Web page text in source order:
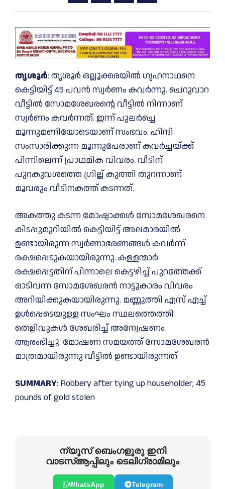
തൃശൂർ: തൃശൂർ ഒല്ലൂക്കരയില്‍ ഗൃഹനാഥനെ
കെട്ടിയിട്ട് 45 പവൻ സ്വർണം കവർന്നു. ചെറുവാറ
വീട്ടില്‍ സോമശേഖരന്റെ വീട്ടില്‍ നിന്നാണ്
സ്വർണം കവർന്നത്. ഇന്ന് പുലർച്ചെ
മൂന്നുമണിയോടെയാണ് സംഭവം. ഹിന്ദി
സംസാരിക്കുന്ന മൂന്നുപേരാണ് കവർച്ചയ്ക്ക്
പിന്നിലെന്ന് പ്രാഥമിക വിവരം. വീടിന്
പുറകുവശത്തെ ഗ്രില്ല് കുത്തി തുറന്നാണ്
മൂവരും വീടിനകത്ത് കടന്നത്.
അകത്തു കടന്ന മോഷ്ടാക്കള്‍ സോമശേഖരനെ
കിടപ്പുമുറിയില്‍ കെട്ടിയിട്ട് അലമാരയില്‍
ഉണ്ടായിരുന്ന സ്വർണാഭരണങ്ങള്‍ കവർന്ന്
രക്ഷപ്പെടുകയായിരുന്നു. കള്ളന്മാർ
രക്ഷപ്പെട്ടതിന് പിന്നാലെ കെട്ടഴിച്ച്‌ പുറത്തേക്ക്
ഓടിവന്ന സോമശേഖരൻ നാട്ടുകാരം വിവരം
അറിയിക്കുകയായിരുന്നു. മണ്ണുത്തി എസ് എച്ച്‌
ഉള്‍പ്പെടെയുള്ള സംഘം സ്ഥലത്തെത്തി
തെളിവുകള്‍ ശേഖരിച്ച്‌ അന്വേഷണം
ആരംഭിച്ചു. മോഷണ സമയത്ത് സോമശേഖരൻ
മാത്രമായിരുന്നു വീട്ടില്‍ ഉണ്ടായിരുന്നത്.
SUMMARY: Robbery after tying up householder; 45
pounds of gold stolen
ന്യൂസ് ബെംഗളൂരു ഇനി
വാടസ്ആപ്പിലും ടെലിഗ്രാമിലും
WhatsApp Telegram